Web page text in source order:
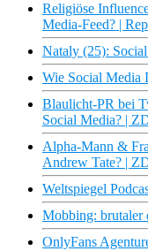
Religiöse
Media-Feed? |
Nataly (25):
Wie Social Media
Blaulicht-PR bei
Social Media? |
Alpha-Mann &
Andrew Tate? |
Weltspiegel
Mobbing: brutaler
OnlyFans